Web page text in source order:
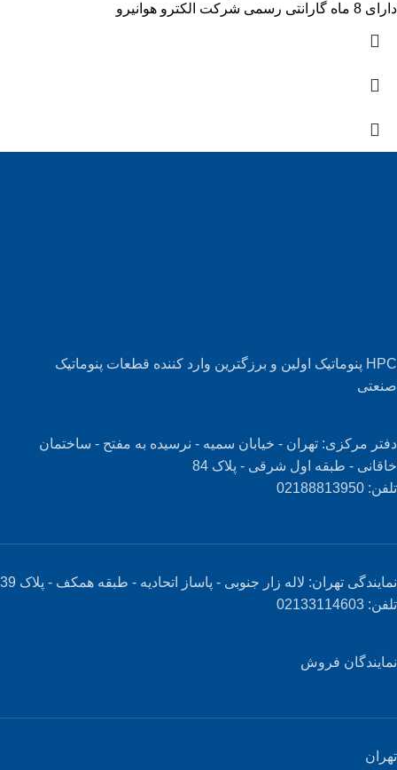
دارای 8 ماه گارانتی رسمی شرکت الکترو هوانیرو
HPC پنوماتیک اولین و برزگترین وارد کننده قطعات پنوماتیک
صنعتی
دفتر مرکزی: تهران - خیابان سمیه - نرسیده به مفتح - ساختمان
خاقانی - طبقه اول شرقی - پلاک 84
تلفن: 02188813950
نمایندگی تهران: لاله زار جنوبی - پاساز اتحادیه - طبقه همکف - پلاک 39
تلفن: 02133114603
نمایندگان فروش
تهران